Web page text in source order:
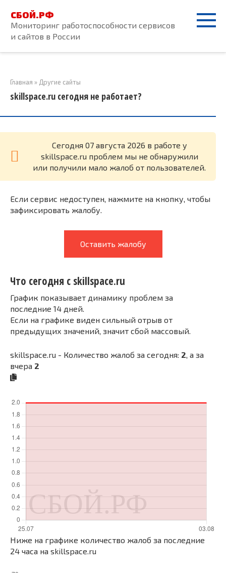
контенту
СБОЙ.РФ
Мониторинг работоспособности сервисов
и сайтов в России
Главная » Другие сайты
skillspace.ru сегодня не работает?
Cегодня 07 августа 2026 в работе у
skillspace.ru проблем мы не обнаружили
или получили мало жалоб от пользователей.
Если сервис недоступен, нажмите на кнопку, чтобы
зафиксировать жалобу.
Оставить жалобу
Что сегодня с skillspace.ru
График показывает динамику проблем за
последние 14 дней.
Если на графике виден сильный отрыв от
предыдущих значений, значит сбой массовый.
skillspace.ru - Количество жалоб за сегодня: 2 , а за
вчера 2
Ниже на графике количество жалоб за последние
24 часа на skillspace.ru